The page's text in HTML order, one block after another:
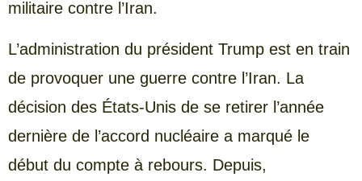
militaire contre l’Iran.
L’administration du président Trump est en train
de provoquer une guerre contre l’Iran. La
décision des États-Unis de se retirer l’année
dernière de l’accord nucléaire a marqué le
début du compte à rebours. Depuis,